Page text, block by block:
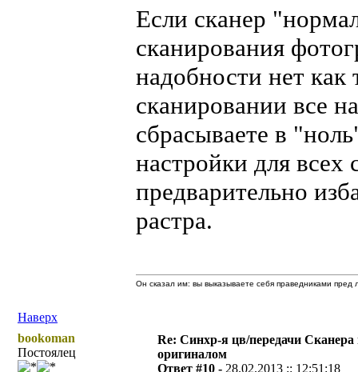
Если сканер
сканирования
надобности нет
сканировании все
сбрасываете в
настройки для всех
предварительно
растра.
Наверх
Он сказал им: вы выказываете себя праведниками
bookoman
Постоялец
Re: Синхр-я цв/передачи
оригиналом
Ответ #10 - 28.02.2013 :: 12:51:18